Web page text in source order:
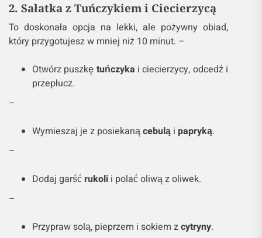
2. Sałatka z Tuńczykiem i Ciecierzycą
To doskonała opcja na lekki, ale pożywny obiad,
który przygotujesz w mniej niż 10 minut. –
Otwórz puszkę tuńczyka i ciecierzycy, odcedź i
przepłucz.
–
Wymieszaj je z posiekanącebulą i papryką.
–
Dodaj garśćrukoli i polać oliwą z oliwek.
–
Przypraw solą, pieprzem i sokiem zcytryny.